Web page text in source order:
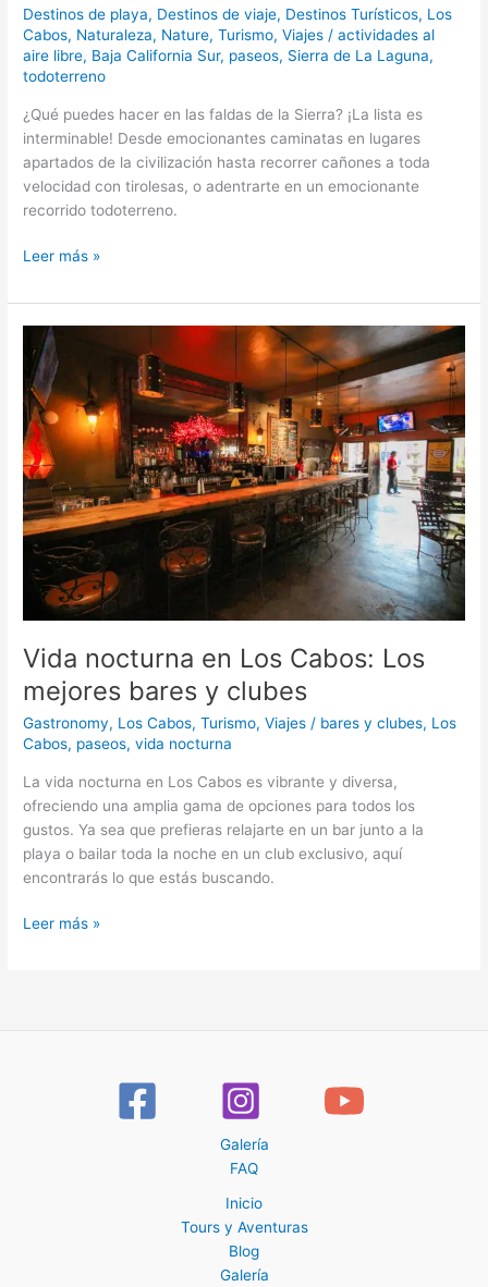
Destinos de playa, Destinos de viaje, Destinos Turísticos, Los
Cabos, Naturaleza, Nature,Turismo,Viajes /actividades al
aire libre, Baja California Sur, paseos, Sierra de La Laguna,
todoterreno
¿Qué puedes hacer en las faldas de la Sierra? ¡La lista es
interminable! Desde emocionantes caminatas en lugares
apartados de la civilización hasta recorrer cañones a toda
velocidad con tirolesas, o adentrarte en un emocionante
recorrido todoterreno.
Leer más »
Vida nocturna en Los Cabos: Los
mejores bares y clubes
Gastronomy, Los Cabos,Turismo,Viajes / bares y clubes, Los
Cabos, paseos,vida nocturna
La vida nocturna en Los Cabos es vibrante y diversa,
ofreciendo una amplia gama de opciones para todos los
gustos. Ya sea que prefieras relajarte en un bar junto a la
playa o bailar toda la noche en un club exclusivo, aquí
encontrarás lo que estás buscando.
Vida
nocturna
en
Los
Cabos:
Los
mejores
bares
y
clubes
Leer más »
Galería
FAQ
Inicio
Tours y Aventuras
Blog
Galería